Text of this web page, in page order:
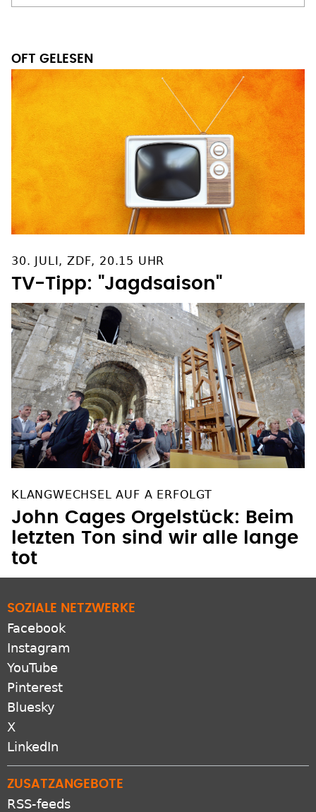
OFT GELESEN
30. JULI, ZDF, 20.15 UHR
TV-Tipp: "Jagdsaison"
KLANGWECHSEL AUF A ERFOLGT
John Cages Orgelstück: Beim
letzten Ton sind wir alle lange
tot
SOZIALE NETZWERKE
Facebook
Instagram
YouTube
Pinterest
Bluesky
X
LinkedIn
ZUSATZANGEBOTE
RSS-feeds